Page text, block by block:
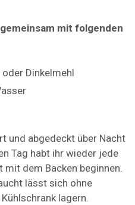
mit folgenden
Dinkelmehl
und abgedeckt über Nacht
Tag habt ihr wieder jede
mit dem Backen beginnen.
lässt sich ohne
lagern.